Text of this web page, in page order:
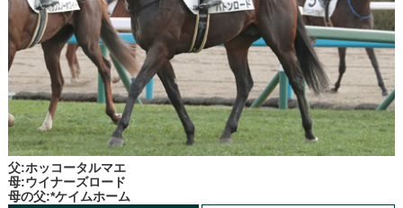
父:ホッコータルマエ
母:ウイナーズロード
母の父:*ケイムホーム